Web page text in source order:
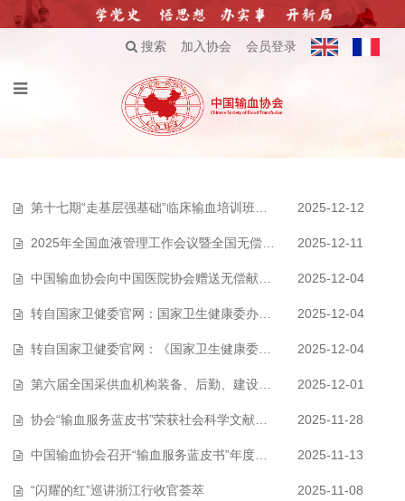
搜索 加入协会 会员登录
第十七期“走基层强基础”临床输血培训班在开封举办 2025-12-12
2025年全国血液管理工作会议暨全国无偿献血表彰大会在京召开 2025-12-11
中国输血协会向中国医院协会赠送无偿献血短视频作品集 2025-12-04
转自国家卫健委官网：国家卫生健康委办公厅关于印发临床用血技术规范（20… 2025-12-04
转自国家卫健委官网：《国家卫生健康委办公厅关于印发临床用血技术规范（… 2025-12-04
第六届全国采供血机构装备、后勤、建设工作交流会暨业务培训班在沧州市召开… 2025-12-01
协会“输血服务蓝皮书”荣获社会科学文献出版社“优秀皮书奖” 2025-11-28
中国输血协会召开“输血服务蓝皮书”年度工作会议（2025） 2025-11-13
“闪耀的红”巡讲浙江行收官荟萃 2025-11-08